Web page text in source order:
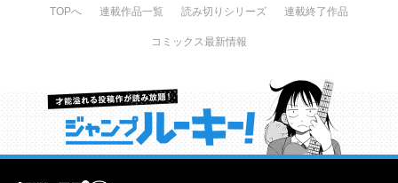
TOPへ 連載作品一覧 読み切りシリーズ 連載終了作品
コミックス最新情報
才能溢れる投稿作が読み放題！ ジャンプルーキー！